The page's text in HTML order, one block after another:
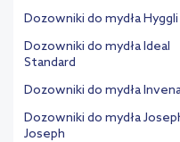
Dozowniki do mydła Hyggli
Dozowniki do mydła Ideal
Standard
Dozowniki do mydła
Dozowniki do mydła
Joseph